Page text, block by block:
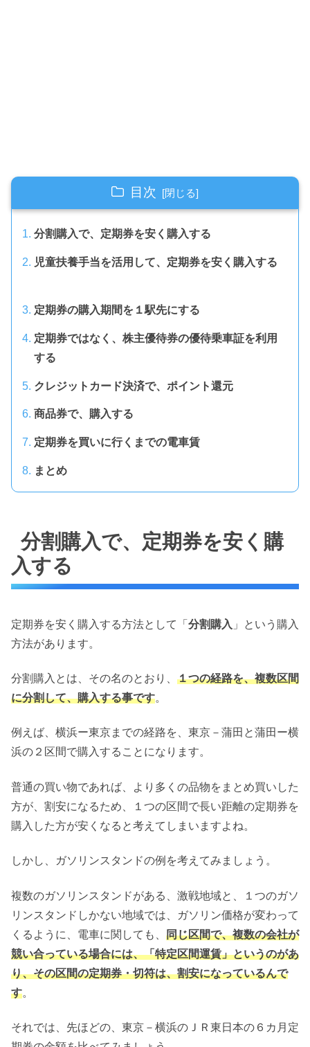
目次
分割購入で、定期券を安く購入する
児童扶養手当を活用して、定期券を安く購入する
定期券の購入期間を１駅先にする
定期券ではなく、株主優待券の優待乗車証を利用
する
クレジットカード決済で、ポイント還元
商品券で、購入する
定期券を買いに行くまでの電車賃
まとめ
分割購入で、定期券を安く購
入する
定期券を安く購入する方法として「 分割購入 」という購入
方法があります。
分割購入とは、その名のとおり、 １つの経路を、複数区間
に分割して、購入する事です。
例えば、横浜ー東京までの経路を、東京－蒲田と蒲田ー横
浜の２区間で購入することになります。
普通の買い物であれば、より多くの品物をまとめ買いした
方が、割安になるため、１つの区間で長い距離の定期券を
購入した方が安くなると考えてしまいますよね。
しかし、ガソリンスタンドの例を考えてみましょう。
複数のガソリンスタンドがある、激戦地域と、１つのガソ
リンスタンドしかない地域では、ガソリン価格が変わって
くるように、電車に関しても、 同じ区間で、複数の会社が
競い合っている場合には、「特定区間運賃」というのがあ
り、その区間の定期券・切符は、割安になっているんで
す。
それでは、先ほどの、東京－横浜のＪＲ東日本の６カ月定